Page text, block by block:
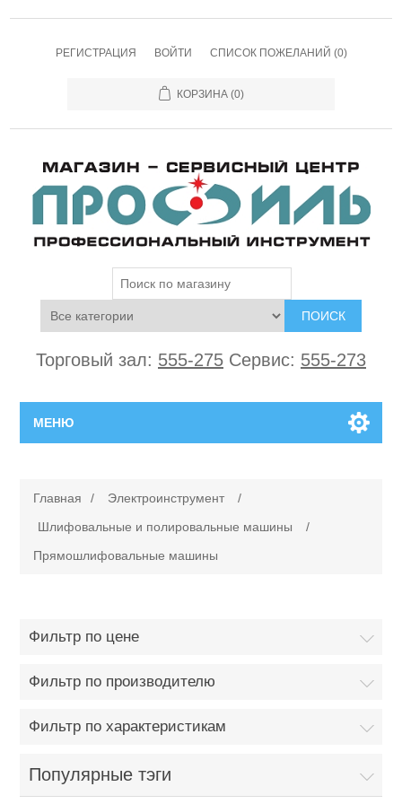
РЕГИСТРАЦИЯ ВОЙТИ СПИСОК ПОЖЕЛАНИЙ (0)
КОРЗИНА (0)
ПОИСК
Торговый зал: 555-275 Сервис: 555-273
МЕНЮ
Сервисный центр
Ремонт инструмента марки Makita
Ремонт инструмента марки Champion
Производители
Сервисы
Главная / Электроинструмент
/
Шлифовальные и полировальные машины
/
Прямошлифовальные машины
Фильтр по цене
Фильтр по производителю
Фильтр по характеристикам
Популярные тэги